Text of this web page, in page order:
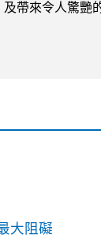
帶來令人驚艷
大阻礙